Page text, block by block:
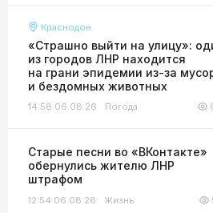
Краснодон
«Страшно выйти на улицу»:
из городов ЛНР находится
на грани эпидемии из-за
и бездомных животных
14:58 06.08.26 Погода
Старые песни во «ВКонтакте»
обернулись жителю ЛНР
штрафом
12:54 06.08.26 Жизнь